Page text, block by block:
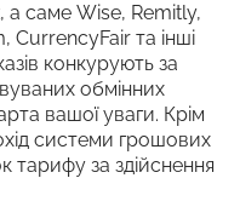
а саме Wise, Remitly,
CurrencyFair та інші
конкурують за
обмінних
вашої уваги. Крім
системи грошових
тарифу за здійснення